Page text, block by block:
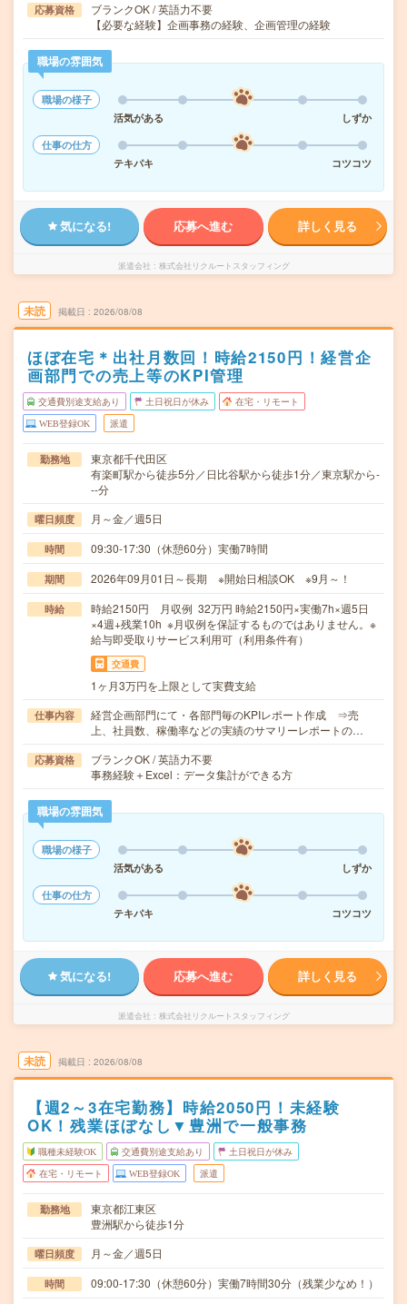
応募資格
ブランクOK / 英語力不要
【必要な経験】企画事務の経験、企画管理の経験
職場の雰囲気
職場の様子
活気がある
しずか
仕事の仕方
テキパキ
コツコツ
気になる! 応募へ進む 詳しく見る
派遣会社 株式会社リクルートスタッフィング
未読 掲載日 2026/08/08
ほぼ在宅＊出社月数回！時給2150円！経営企
画部門での売上等のKPI管理
交通費別途支給あり 土日祝日が休み 在宅・リモート
WEB登録OK 派遣
勤務地
東京都千代田区
有楽町駅から徒歩5分／日比谷駅から徒歩1分／東京駅から-
--分
曜日頻度 月～金／週5日
時間 09:30-17:30（休憩60分）実働7時間
期間 2026年09月01日～長期 ※開始日相談OK ※9月～！
時給
時給2150円 月収例 32万円 時給2150円×実働7h×週5日
×4週+残業10h ※月収例を保証するものではありません。※
給与即受取りサービス利用可（利用条件有）
交通費
1ヶ月3万円を上限として実費支給
仕事内容
経営企画部門にて・各部門毎のKPIレポート作成 ⇒売
上、社員数、稼働率などの実績のサマリーレポートの…
応募資格
ブランクOK / 英語力不要
事務経験＋Excel：データ集計ができる方
職場の雰囲気
職場の様子
活気がある
しずか
仕事の仕方
テキパキ
コツコツ
気になる! 応募へ進む 詳しく見る
派遣会社 株式会社リクルートスタッフィング
未読 掲載日 2026/08/08
【週2～3在宅勤務】時給2050円！未経験
OK！残業ほぼなし▼豊洲で一般事務
職種未経験OK 交通費別途支給あり 土日祝日が休み
在宅・リモート WEB登録OK 派遣
勤務地
東京都江東区
豊洲駅から徒歩1分
曜日頻度 月～金／週5日
時間 09:00-17:30（休憩60分）実働7時間30分（残業少なめ！）